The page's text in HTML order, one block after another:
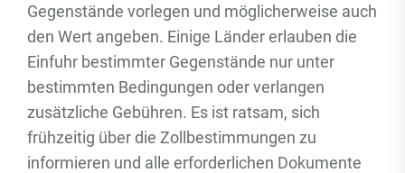
Gegenstände vorlegen und möglicherweise auch
den Wert angeben. Einige Länder erlauben die
Einfuhr bestimmter Gegenstände nur unter
bestimmten Bedingungen oder verlangen
zusätzliche Gebühren. Es ist ratsam, sich
frühzeitig über die Zollbestimmungen zu
informieren und alle erforderlichen Dokumente